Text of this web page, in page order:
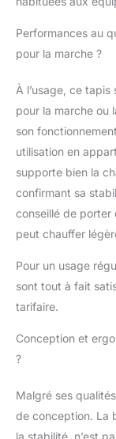
Performances au
pour la marche ?
À l’usage, ce
pour la marche ou
son
utilisation en
supporte bien la
confirmant sa
conseillé de porter
peut chauffer
Pour un usage
sont tout à fait
tarifaire.
Conception et
?
Malgré ses
de conception. La
la stabilité, n’est